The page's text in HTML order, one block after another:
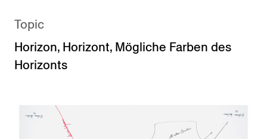
Topic
Horizon, Horizont, Mögliche Farben des
Horizonts